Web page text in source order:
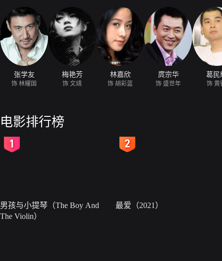
张学友
饰 林耀国
梅艳芳
饰 文靖
林嘉欣
饰 胡彩蓝
庹宗华
饰 盛世年
葛民
饰 黄
电影排行榜
男孩与小提琴（The Boy And
The Violin）
最爱（2021）